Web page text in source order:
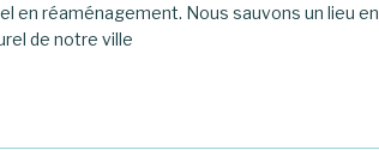
en réaménagement. Nous sauvons un lieu en
de notre ville